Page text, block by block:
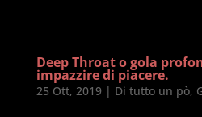
Deep Throat o gola
impazzire di piacere.
25 Ott, 2019| Di tutto un pò,